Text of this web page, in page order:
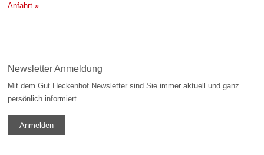
Anfahrt »
Newsletter Anmeldung
Mit dem Gut Heckenhof Newsletter sind Sie immer aktuell und ganz
persönlich informiert.
Anmelden